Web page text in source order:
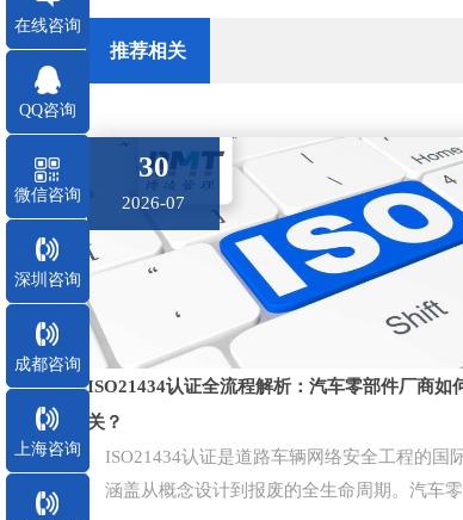
推荐相关
30
2026-07
ISO21434认证全流程解析：汽车零部件厂商如
关？
ISO21434认证是道路车辆网络安全工程的国
涵盖从概念设计到报废的全生命周期。汽车
在线咨询
QQ咨询
微信咨询
深圳咨询
成都咨询
上海咨询